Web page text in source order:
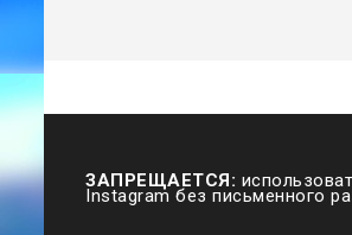
ЗАПРЕЩАЕТСЯ:
Instagram без письменного